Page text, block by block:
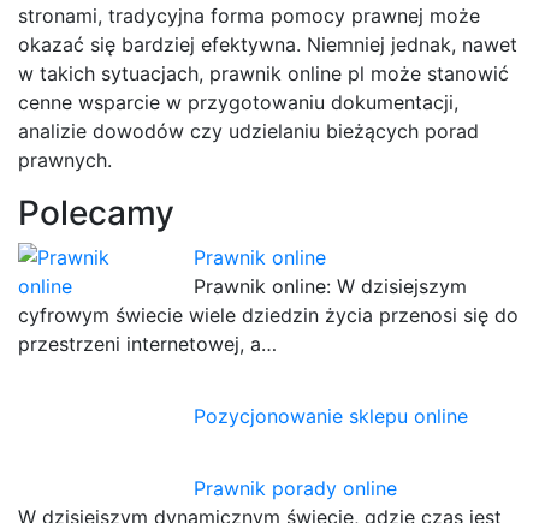
stronami, tradycyjna forma pomocy prawnej może
okazać się bardziej efektywna. Niemniej jednak, nawet
w takich sytuacjach, prawnik online pl może stanowić
cenne wsparcie w przygotowaniu dokumentacji,
analizie dowodów czy udzielaniu bieżących porad
prawnych.
Polecamy
Prawnik online
Prawnik online: W dzisiejszym
cyfrowym świecie wiele dziedzin życia przenosi się do
przestrzeni internetowej, a…
Pozycjonowanie sklepu online
Prawnik porady online
W dzisiejszym dynamicznym świecie, gdzie czas jest